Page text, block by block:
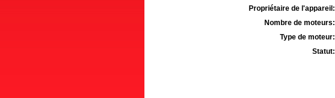
Propriétaire de l'appareil:
Nombre de moteurs:
Type de moteur:
Statut: